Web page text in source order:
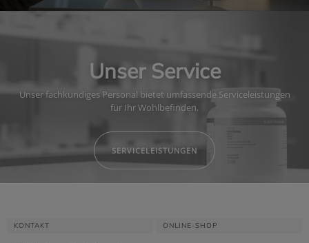
Unser Service
Unser fachkundiges Personal bietet umfassende Serviceleistungen
für Ihr Wohlbefinden.
SERVICELEISTUNGEN
KONTAKT ONLINE-SHOP